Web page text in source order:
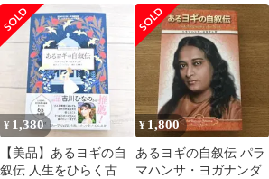
永遠の探求 あるヨギの
自叙伝 他
Realization Fellowship パ
ラマハンサ・ヨガナン
ダ
¥ 1,380
【美品】あるヨギの自
叙伝 人生をひらく古典
¥ 1,800
あるヨギの自叙伝 パラ
マハンサ・ヨガナンダ